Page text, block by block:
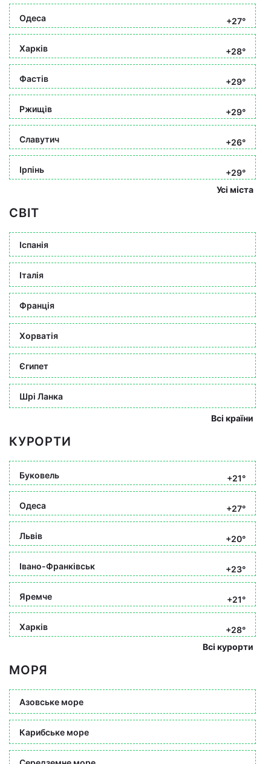
Одеса +27°
Харків +28°
Фастів +29°
Ржищів +29°
Славутич +26°
Ірпінь
+29°
Усі міста
СВІТ
Іспанія
Італія
Франція
Хорватія
Єгипет
Шрі Ланка
Всі країни
КУРОРТИ
Буковель +21°
Одеса +27°
Львів +20°
Івано-Франківськ +23°
Яремче +21°
Харків
+28°
Всі курорти
МОРЯ
Азовське море
Карибське море